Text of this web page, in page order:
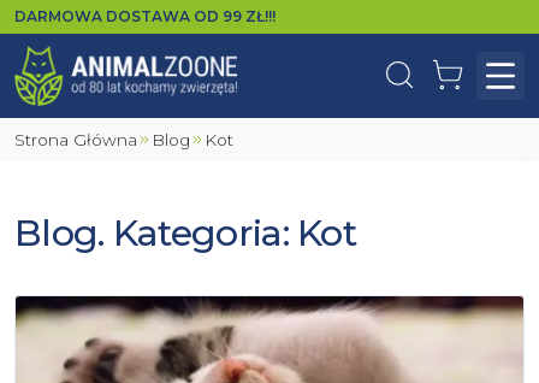
DARMOWA DOSTAWA OD 99 ZŁ!!!
WyszukajKoszyk
Strona Główna Blog Kot
Blog. Kategoria: Kot